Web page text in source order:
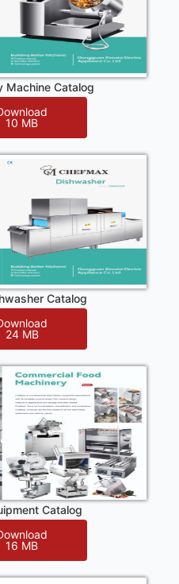
Machine Catalog
10 MB
Catalog
24 MB
Catalog
16 MB